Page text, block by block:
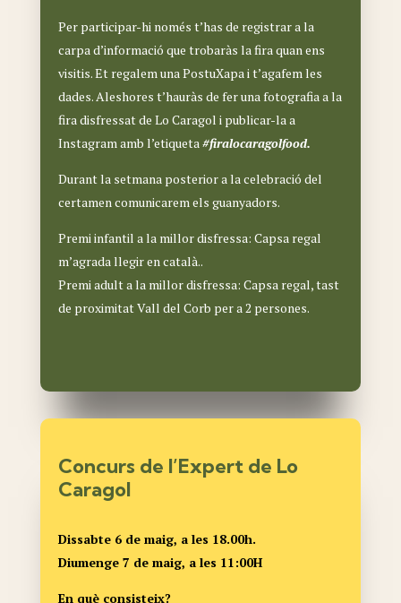
Per participar-hi només t’has de registrar a la
carpa d’informació que trobaràs la fira quan ens
visitis. Et regalem una PostuXapa i t’agafem les
dades. Aleshores t’hauràs de fer una fotografia a la
fira disfressat de Lo Caragol i publicar-la a
Instagram amb l’etiqueta #firalocaragolfood.
Durant la setmana posterior a la celebració del
certamen comunicarem els guanyadors.
Premi infantil a la millor disfressa: Capsa regal
m’agrada llegir en català..
Premi adult a la millor disfressa: Capsa regal, tast
de proximitat Vall del Corb per a 2 persones.
Concurs de l’Expert de Lo
Caragol
Dissabte 6 de maig, a les 18.00h.
Diumenge 7 de maig, a les 11:00H
En què consisteix?